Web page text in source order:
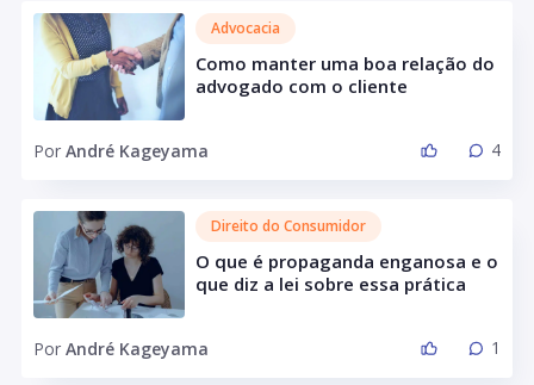
artigos jurídicos para o site e Clout Legal.
Advocacia
Como manter uma boa relação do
advogado com o cliente
Por André Kageyama 4
Direito do Consumidor
O que é propaganda enganosa e o
que diz a lei sobre essa prática
Por André Kageyama 1